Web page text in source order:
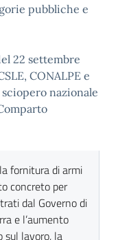
pubbliche e
22 settembre
CONALPE e
nazionale
fornitura di armi
concreto per
dal Governo di
e l’aumento
lavoro, la